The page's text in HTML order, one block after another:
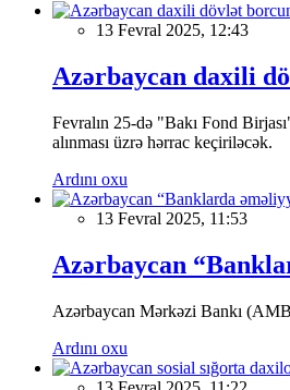
13 Fevral 2025, 12:43
Azərbaycan daxili
Fevralın 25-də "Bakı Fond
alınması üzrə hərrac keçiriləcək.
Ardını oxu
13 Fevral 2025, 11:53
Azərbaycan
Azərbaycan Mərkəzi Bankı
Ardını oxu